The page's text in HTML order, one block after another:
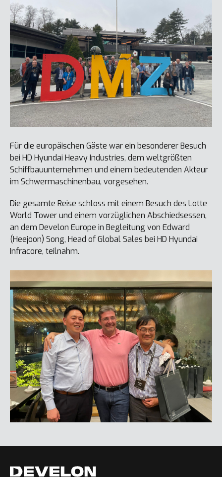
Für die europäischen Gäste war ein besonderer Besuch
bei HD Hyundai Heavy Industries, dem weltgrößten
Schiffbauunternehmen und einem bedeutenden Akteur
im Schwermaschinenbau, vorgesehen.
Die gesamte Reise schloss mit einem Besuch des Lotte
World Tower und einem vorzüglichen Abschiedsessen,
an dem Develon Europe in Begleitung von Edward
(Heejoon) Song, Head of Global Sales bei HD Hyundai
Infracore, teilnahm.